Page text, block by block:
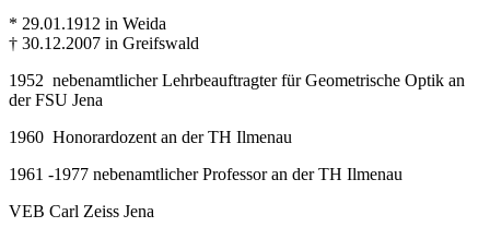
* 29.01.1912 in Weida
† 30.12.2007 in Greifswald
1952 nebenamtlicher Lehrbeauftragter für Geometrische Optik an
der FSU Jena
1960 Honorardozent an der TH Ilmenau
1961 -1977 nebenamtlicher Professor an der TH Ilmenau
VEB Carl Zeiss Jena